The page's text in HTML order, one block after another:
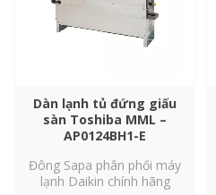
Dàn lạnh tủ đứng giấu
sàn Toshiba MML –
AP0124BH1-E
Đông Sapa phân phối máy
lạnh Daikin chính hãng